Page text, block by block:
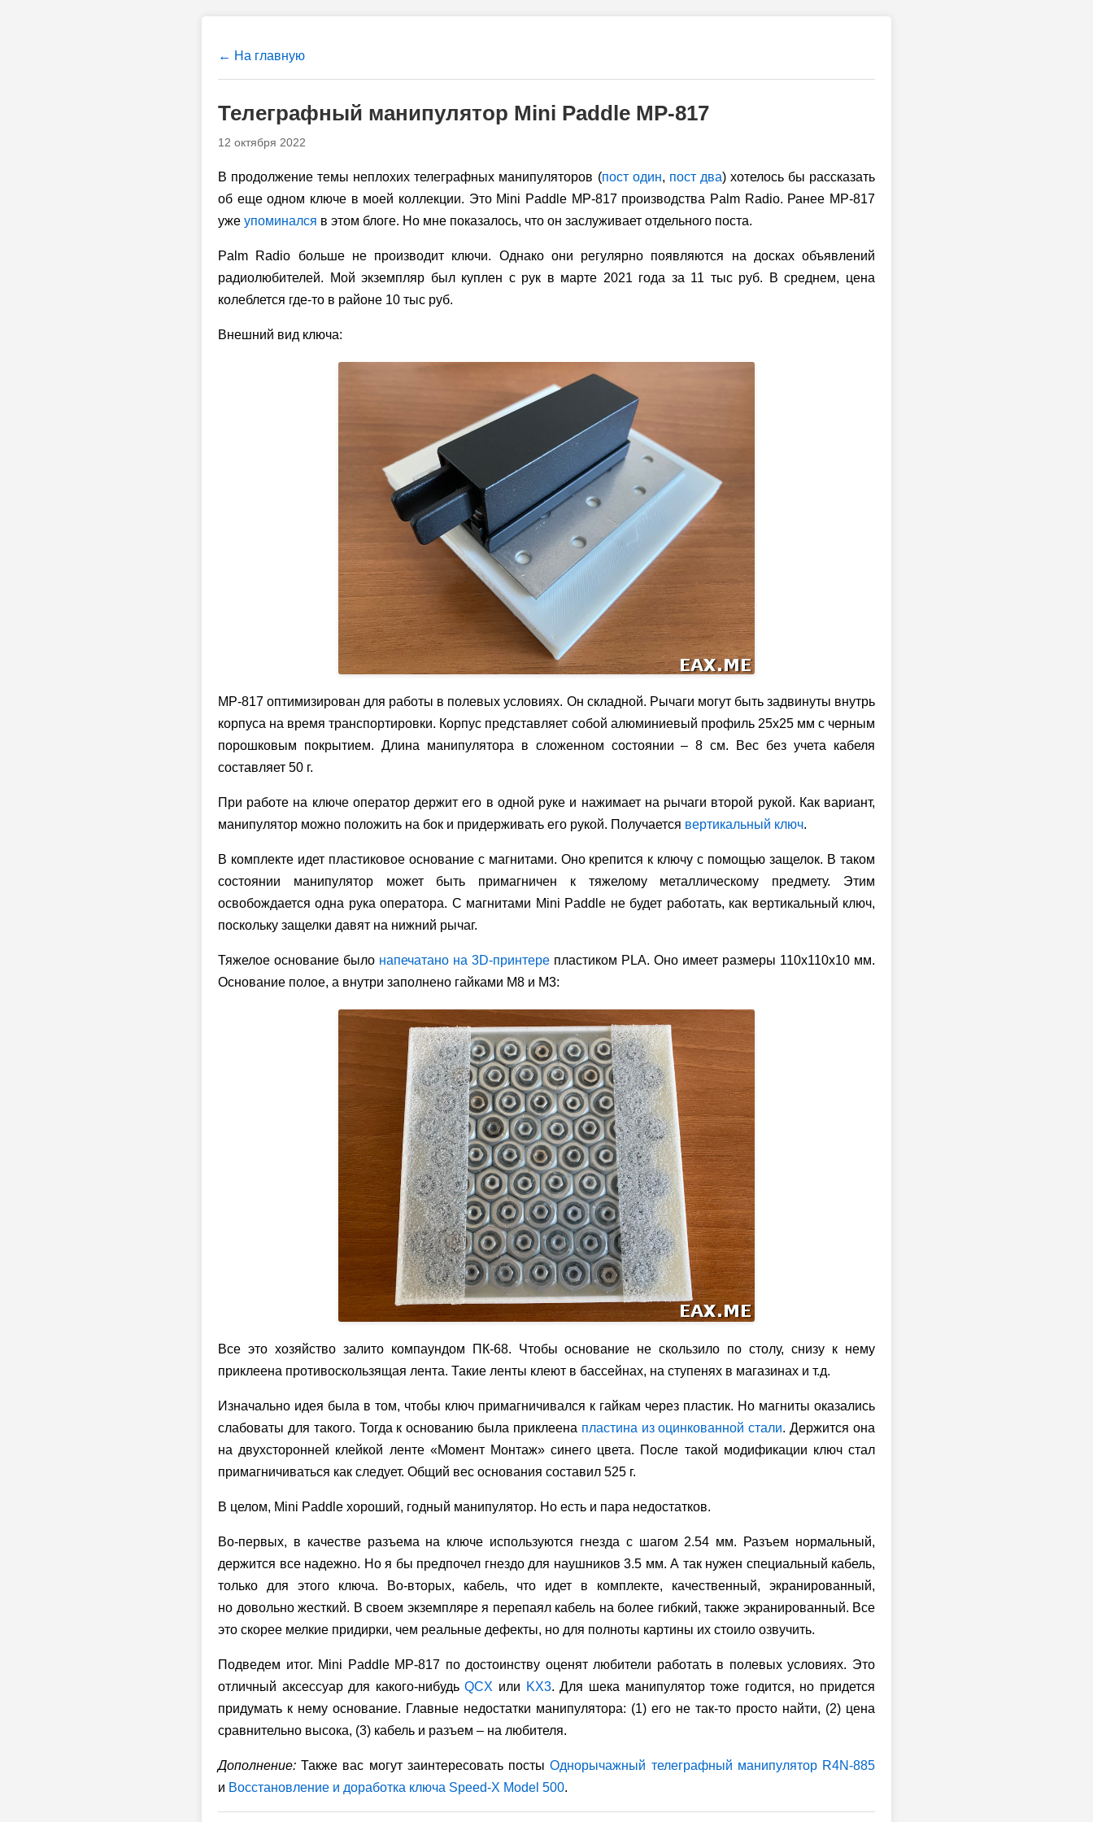
← На главную
Телеграфный манипулятор Mini Paddle MP-817
12 октября 2022
В продолжение темы неплохих телеграфных манипуляторов (пост один, пост два) хотелось бы рассказать
об еще одном ключе в моей коллекции. Это Mini Paddle MP-817 производства Palm Radio. Ранее MP-817
уже упоминался в этом блоге. Но мне показалось, что он заслуживает отдельного поста.
Palm Radio больше не производит ключи. Однако они регулярно появляются на досках объявлений
радиолюбителей. Мой экземпляр был куплен с рук в марте 2021 года за 11 тыс руб. В среднем, цена
колеблется где-то в районе 10 тыс руб.
Внешний вид ключа:
MP-817 оптимизирован для работы в полевых условиях. Он складной. Рычаги могут быть задвинуты внутрь
корпуса на время транспортировки. Корпус представляет собой алюминиевый профиль 25x25 мм с черным
порошковым покрытием. Длина манипулятора в сложенном состоянии – 8 см. Вес без учета кабеля
составляет 50 г.
При работе на ключе оператор держит его в одной руке и нажимает на рычаги второй рукой. Как вариант,
манипулятор можно положить на бок и придерживать его рукой. Получается вертикальный ключ.
В комплекте идет пластиковое основание с магнитами. Оно крепится к ключу с помощью защелок. В таком
состоянии манипулятор может быть примагничен к тяжелому металлическому предмету. Этим
освобождается одна рука оператора. С магнитами Mini Paddle не будет работать, как вертикальный ключ,
поскольку защелки давят на нижний рычаг.
Тяжелое основание было напечатано на 3D-принтере пластиком PLA. Оно имеет размеры 110x110x10 мм.
Основание полое, а внутри заполнено гайками M8 и M3:
Все это хозяйство залито компаундом ПК-68. Чтобы основание не скользило по столу, снизу к нему
приклеена противоскользящая лента. Такие ленты клеют в бассейнах, на ступенях в магазинах и т.д.
Изначально идея была в том, чтобы ключ примагничивался к гайкам через пластик. Но магниты оказались
слабоваты для такого. Тогда к основанию была приклеена пластина из оцинкованной стали. Держится она
на двухсторонней клейкой ленте «Момент Монтаж» синего цвета. После такой модификации ключ стал
примагничиваться как следует. Общий вес основания составил 525 г.
В целом, Mini Paddle хороший, годный манипулятор. Но есть и пара недостатков.
Во-первых, в качестве разъема на ключе используются гнезда с шагом 2.54 мм. Разъем нормальный,
держится все надежно. Но я бы предпочел гнездо для наушников 3.5 мм. А так нужен специальный кабель,
только для этого ключа.
Во-вторых, кабель, что идет в комплекте, качественный, экранированный,
но довольно жесткий. В своем экземпляре я перепаял кабель на более гибкий, также экранированный. Все
это скорее мелкие придирки, чем реальные дефекты, но для полноты картины их стоило озвучить.
Подведем итог. Mini Paddle MP-817 по достоинству оценят любители работать в полевых условиях. Это
отличный аксессуар для какого-нибудьQCX или KX3. Для шека манипулятор тоже годится, но придется
придумать к нему основание. Главные недостатки манипулятора: (1) его не так-то просто найти, (2) цена
сравнительно высока, (3) кабель и разъем – на любителя.
Дополнение: Также вас могут заинтересовать постыОднорычажный телеграфный манипулятор R4N-885
и Восстановление и доработка ключа Speed-X Model 500.